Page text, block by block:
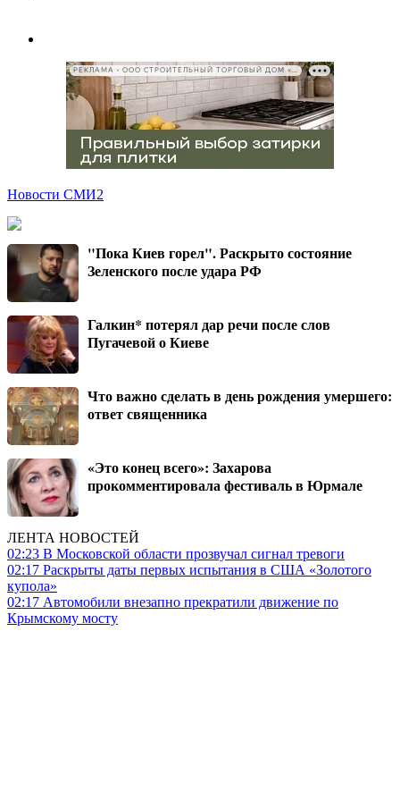
РЕКЛАМА • ООО СТРОИТЕЛЬНЫЙ ТОРГОВЫЙ ДОМ «ПЕТРОВИЧ», ИНН 7802348846
Новости СМИ2
"Пока Киев горел". Раскрыто состояние
Зеленского после удара РФ
Галкин* потерял дар речи после слов
Пугачевой о Киеве
Что важно сделать в день рождения умершего:
ответ священника
«Это конец всего»: Захарова
прокомментировала фестиваль в Юрмале
ЛЕНТА НОВОСТЕЙ
02:23 В Московской области прозвучал сигнал тревоги
02:17 Раскрыты даты первых испытания в США «Золотого
купола»
02:17 Автомобили внезапно прекратили движение по
Крымскому мосту